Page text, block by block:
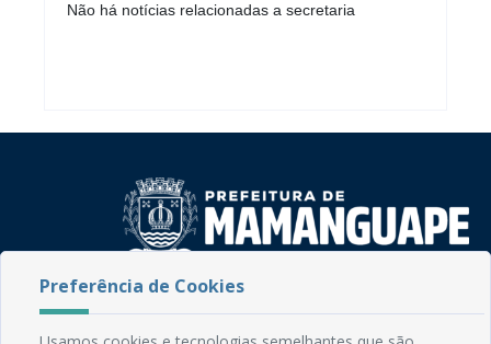
Não há notícias relacionadas a secretaria
Rua do Imperador, 78, Centro
CEP: 58.280-000 - Mamanguape/PB
Fone: (83) 3292-2246
Preferência de Cookies